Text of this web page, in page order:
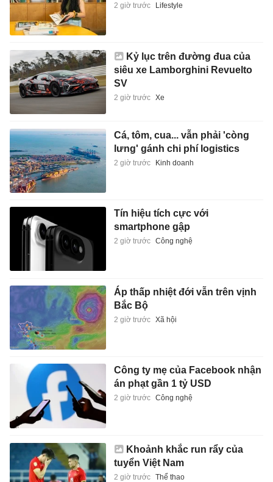
2 giờ trước Lifestyle
Kỷ lục trên đường đua của
siêu xe Lamborghini Revuelto
SV
2 giờ trước Xe
Cá, tôm, cua... vẫn phải 'còng
lưng' gánh chi phí logistics
2 giờ trước Kinh doanh
Tín hiệu tích cực với
smartphone gập
2 giờ trước Công nghệ
Áp thấp nhiệt đới vẫn trên vịnh
Bắc Bộ
2 giờ trước Xã hội
Công ty mẹ của Facebook nhận
án phạt gần 1 tỷ USD
2 giờ trước Công nghệ
Khoảnh khắc run rẩy của
tuyển Việt Nam
2 giờ trước Thể thao